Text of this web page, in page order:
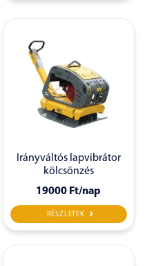
Irányváltós lapvibrátor
kölcsönzés
19000 Ft/nap
RÉSZLETEK